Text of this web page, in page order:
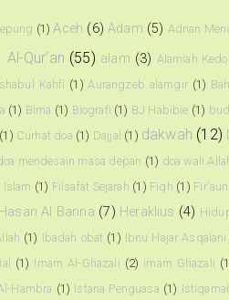
(1) Aceh (6) Adam (5) Adnan
Al-Qur’an (55) alam (3) Alamiah
Kahfi (1) Aurangzeb alamgir (1)
(1) Bima (1) Biografi (1) BJ Habibie (1)
(1) Curhat doa (1) Dajjal (1) dakwah (12)
mendesain masa depan (1) doa wali
(1) Filsafat Sejarah (1) Fiqh (1) Fir'aun
Hasan Al Banna (7) Heraklius (4)
(1) Ibadah obat (1) Ibnu Hajar Asqalani
(1) Imam Al-Ghazali (2) imam Ghazali
Hambra (1) Istana Penguasa (1)